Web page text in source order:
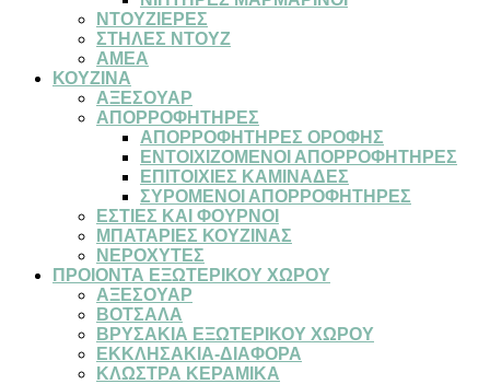
ΝΤΟΥΖΙΕΡΕΣ
ΣΤΗΛΕΣ ΝΤΟΥΖ
ΑΜΕΑ
ΚΟΥΖΙΝΑ
ΑΞΕΣΟΥΑΡ
ΑΠΟΡΡΟΦΗΤΗΡΕΣ
ΑΠΟΡΡΟΦΗΤΗΡΕΣ ΟΡΟΦΗΣ
ΕΝΤΟΙΧΙΖΟΜΕΝΟΙ ΑΠΟΡΡΟΦΗΤΗΡΕΣ
ΕΠΙΤΟΙΧΙΕΣ ΚΑΜΙΝΑΔΕΣ
ΣΥΡΟΜΕΝΟΙ ΑΠΟΡΡΟΦΗΤΗΡΕΣ
ΕΣΤΙΕΣ ΚΑΙ ΦΟΥΡΝΟΙ
ΜΠΑΤΑΡΙΕΣ ΚΟΥΖΙΝΑΣ
ΝΕΡΟΧΥΤΕΣ
ΠΡΟΙΟΝΤΑ ΕΞΩΤΕΡΙΚΟΥ ΧΩΡΟΥ
ΑΞΕΣΟΥΑΡ
ΒΟΤΣΑΛΑ
ΒΡΥΣΑΚΙΑ ΕΞΩΤΕΡΙΚΟΥ ΧΩΡΟΥ
ΕΚΚΛΗΣΑΚΙΑ-ΔΙΑΦΟΡΑ
ΚΛΩΣΤΡΑ ΚΕΡΑΜΙΚΑ